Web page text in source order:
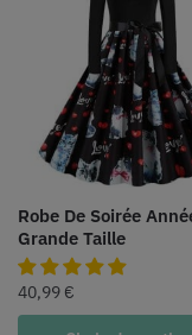
Robe De Soirée
Grande Taille
40,99 €